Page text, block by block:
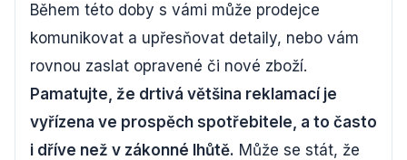
Během této doby s vámi může prodejce
komunikovat a upřesňovat detaily, nebo vám
rovnou zaslat opravené či nové zboží.
Pamatujte, že drtivá většina reklamací je
vyřízena ve prospěch spotřebitele, a to často
i dříve než v zákonné lhůtě. Může se stát, že